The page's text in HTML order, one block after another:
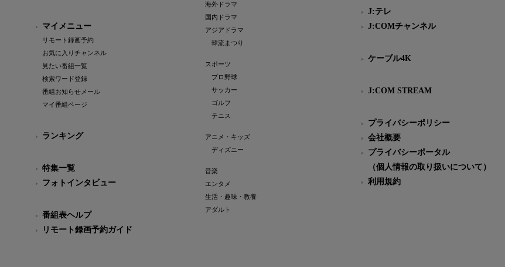
マイメニュー
リモート録画予約
お気に入りチャンネル
見たい番組一覧
検索ワード登録
番組お知らせメール
マイ番組ページ
ランキング
特集一覧
フォトインタビュー
番組表ヘルプ
リモート録画予約ガイド
海外ドラマ
国内ドラマ
アジアドラマ
韓流まつり
スポーツ
プロ野球
サッカー
ゴルフ
テニス
アニメ・キッズ
ディズニー
音楽
エンタメ
生活・趣味・教養
アダルト
J:テレ
J:COMチャンネル
ケーブル4K
J:COM STREAM
プライバシーポリシー
会社概要
プライバシーポータル
（個人情報の取り扱いについて）
利用規約